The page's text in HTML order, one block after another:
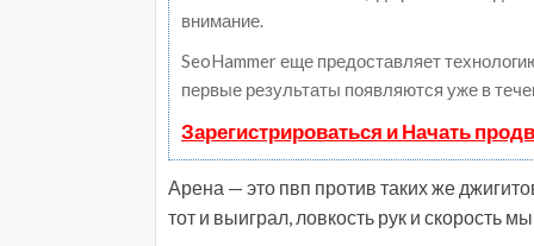
внимание.
SeoHammer еще предоставляет
первые результаты появляются уже в
Зарегистрироваться и Начать
Арена — это пвп против таких же
тот и выиграл, ловкость рук и скорость